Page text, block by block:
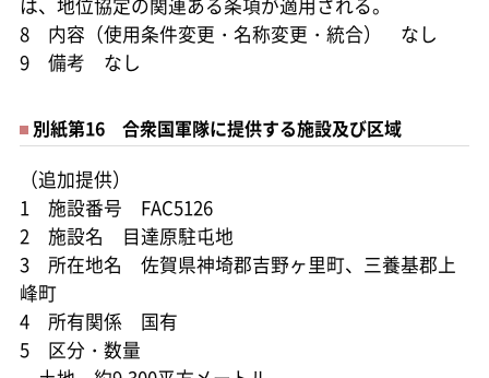
は、地位協定の関連ある条項が適用される。
8 内容（使用条件変更・名称変更・統合） なし
9 備考 なし
別紙第16 合衆国軍隊に提供する施設及び区域
（追加提供）
1 施設番号 FAC5126
2 施設名 目達原駐屯地
3 所在地名 佐賀県神埼郡吉野ヶ里町、三養基郡上
峰町
4 所有関係 国有
5 区分・数量